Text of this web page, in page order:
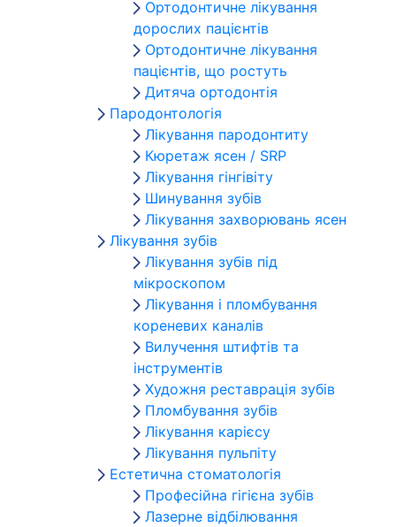
Ортодонтичне лікування
дорослих пацієнтів
Ортодонтичне лікування
пацієнтів, що ростуть
Дитяча ортодонтія
Пародонтологія
Лікування пародонтиту
Кюретаж ясен / SRP
Лікування гінгівіту
Шинування зубів
Лікування захворювань ясен
Лікування зубів
Лікування зубів під
мікроскопом
Лікування і пломбування
кореневих каналів
Вилучення штифтів та
інструментів
Художня реставрація зубів
Пломбування зубів
Лікування карієсу
Лікування пульпіту
Естетична стоматологія
Професійна гігієна зубів
Лазерне відбілювання